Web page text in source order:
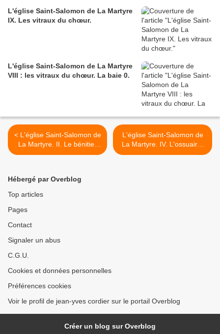
L'église Saint-Salomon de La Martyre
IX. Les vitraux du chœur.
L'église Saint-Salomon de La Martyre
VIII : les vitraux du chœur. La baie 0.
< L'église Saint-Salomon de
La Martyre. II. Le bénitier
de 1681.
L'église Saint-Salomon de
La Martyre. IV. L'ossuaire,
les inscriptions et les
Hébergé par Overblog
Top articles
Pages
Contact
Signaler un abus
C.G.U.
Cookies et données personnelles
Préférences cookies
Voir le profil de jean-yves cordier sur le portail Overblog
Créer un blog sur Overblog